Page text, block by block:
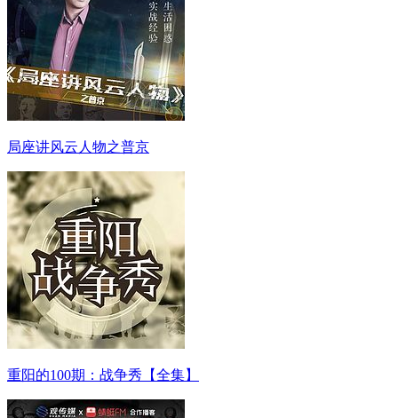
局座讲风云人物之普京
重阳的100期：战争秀【全集】